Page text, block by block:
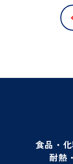
食品・
耐熱